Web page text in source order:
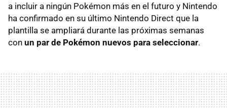
a incluir a ningún Pokémon más en el futuro y Nintendo
ha confirmado en su último Nintendo Direct que la
plantilla se ampliará durante las próximas semanas
con un par de Pokémon nuevos para seleccionar.